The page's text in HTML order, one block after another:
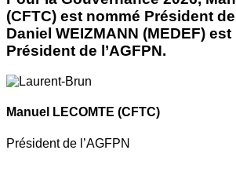
(CFTC) est nommé Président de
Daniel WEIZMANN (MEDEF)
Président de l’AGFPN.
Manuel LECOMTE (CFTC)
Président de l’AGFPN